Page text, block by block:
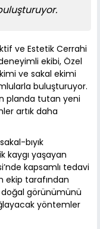
ve Estetik Cerrahi
ekibi, Özel
ve sakal ekimi
buluşturuyor.
planda tutan yeni
artık daha
bıyık
kaygı yaşayan
kapsamlı tedavi
ekip tarafından
görünümünü
yöntemler